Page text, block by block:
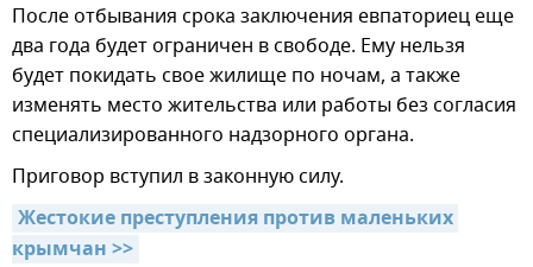
После отбывания срока заключения евпаториец еще
два года будет ограничен в свободе. Ему нельзя
будет покидать свое жилище по ночам, а также
изменять место жительства или работы без согласия
специализированного надзорного органа.
Приговор вступил в законную силу.
Жестокие преступления против маленьких
крымчан >>